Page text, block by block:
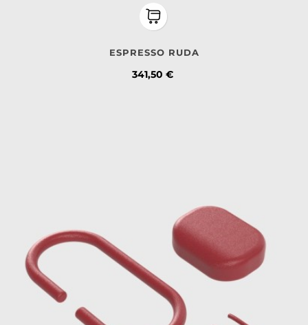
ESPRESSO RUDA
Kaina
341,50 €